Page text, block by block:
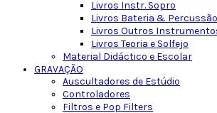
Livros Instr. Sopro
Livros Bateria & Percussão
Livros Outros
Livros Teoria e Solfejo
Material Didáctico e Escolar
GRAVAÇÃO
Auscultadores de Estúdio
Controladores
Filtros e Pop Filters